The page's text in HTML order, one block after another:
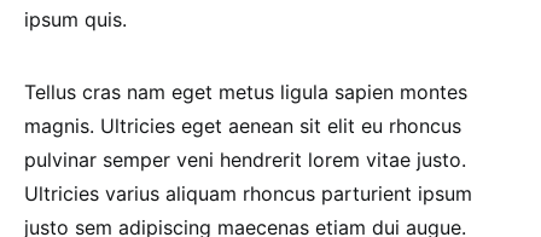
ipsum quis.
Tellus cras nam eget metus ligula sapien montes
magnis. Ultricies eget aenean sit elit eu rhoncus
pulvinar semper veni hendrerit lorem vitae justo.
Ultricies varius aliquam rhoncus parturient ipsum
justo sem adipiscing maecenas etiam dui augue.